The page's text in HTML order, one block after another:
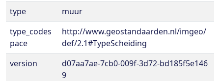
type
muur
type_codes
pace
http://www.geostandaarden.nl/imgeo/
def/2.1#TypeScheiding
version
d07aa7ae-7cb0-009f-3d72-bd185f5e146
9